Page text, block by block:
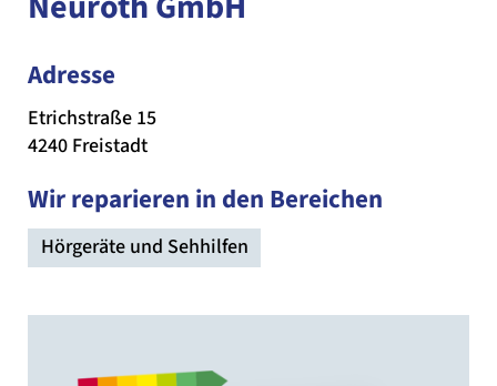
Adresse
Etrichstraße 15
4240 Freistadt
Wir reparieren in den Bereichen
Hörgeräte und Sehhilfen